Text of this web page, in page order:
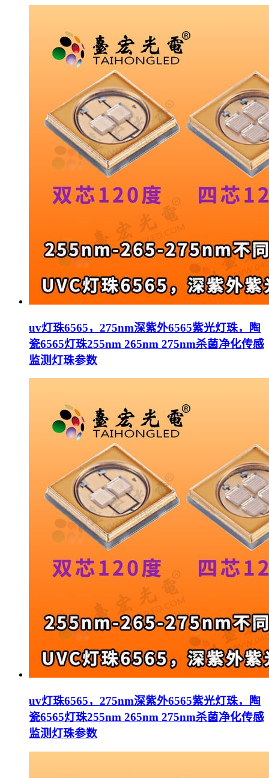
uv灯珠6565，275nm深紫外6565紫光灯珠，陶
瓷6565灯珠255nm 265nm 275nm杀菌净化传感
监测灯珠参数
uv灯珠6565，275nm深紫外6565紫光灯珠，陶
瓷6565灯珠255nm 265nm 275nm杀菌净化传感
监测灯珠参数